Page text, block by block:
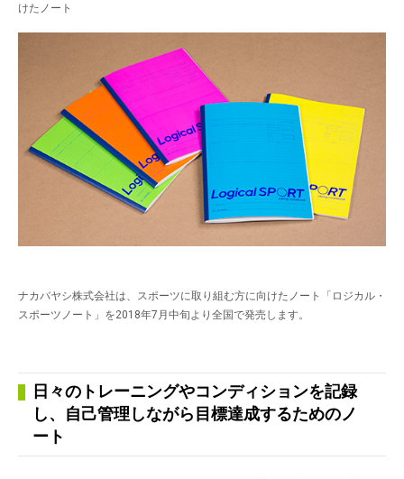
けたノート
ナカバヤシ株式会社は、スポーツに取り組む方に向けたノート「ロジカル・
スポーツノート」を2018年7月中旬より全国で発売します。
日々のトレーニングやコンディションを記録
し、自己管理しながら目標達成するためのノ
ート